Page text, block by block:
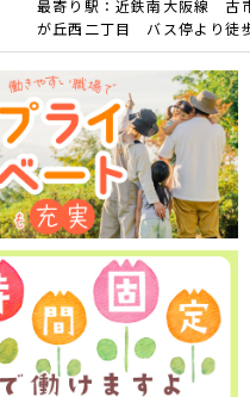
最寄り駅：近鉄南大阪線 古
が丘西二丁目 バス停より徒